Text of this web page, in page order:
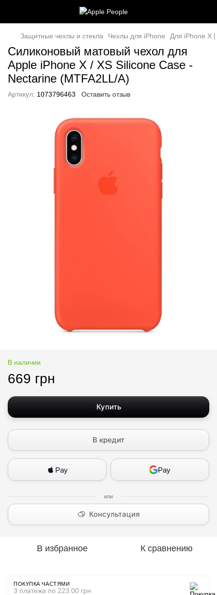
Защитные чехлы и стекла Чехлы для iPhone Для iPhone X |
Силиконовый матовый чехол для
Apple iPhone X / XS Silicone Case -
Nectarine (MTFA2LL/A)
Артикул: 1073796463 Оставить отзыв
В наличии
669 грн
Купить
В кредит
Pay Pay
Консультация
В избранное К сравнению
ПОКУПКА ЧАСТЯМИ
3 платежа по 223.00 грн